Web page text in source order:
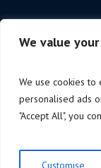
We value
We use cookies to
personalised ads
"Accept All", you
Customise
Copyright ©